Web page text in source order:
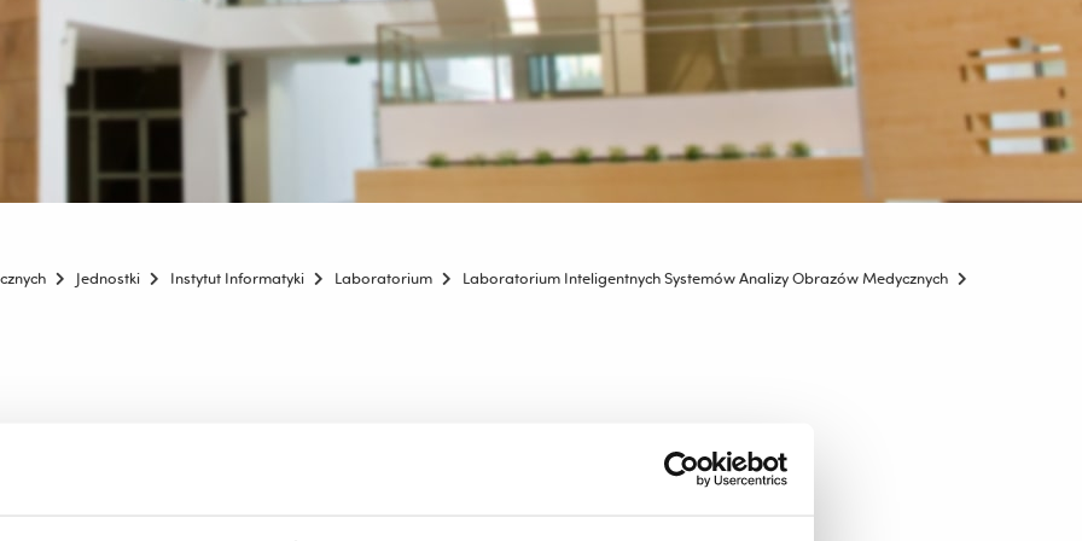
Jednostki Instytut Informatyki Laboratorium
Laboratorium Inteligentnych Systemów Analizy Obrazów Medycznych
Systemów Analizy Obrazów